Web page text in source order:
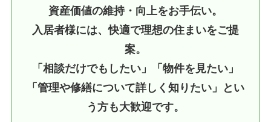
資産価値の維持・向上をお手伝い。
入居者様には、快適で理想の住まいをご提
案。
「相談だけでもしたい」「物件を見たい」
「管理や修繕について詳しく知りたい」とい
う方も大歓迎です。